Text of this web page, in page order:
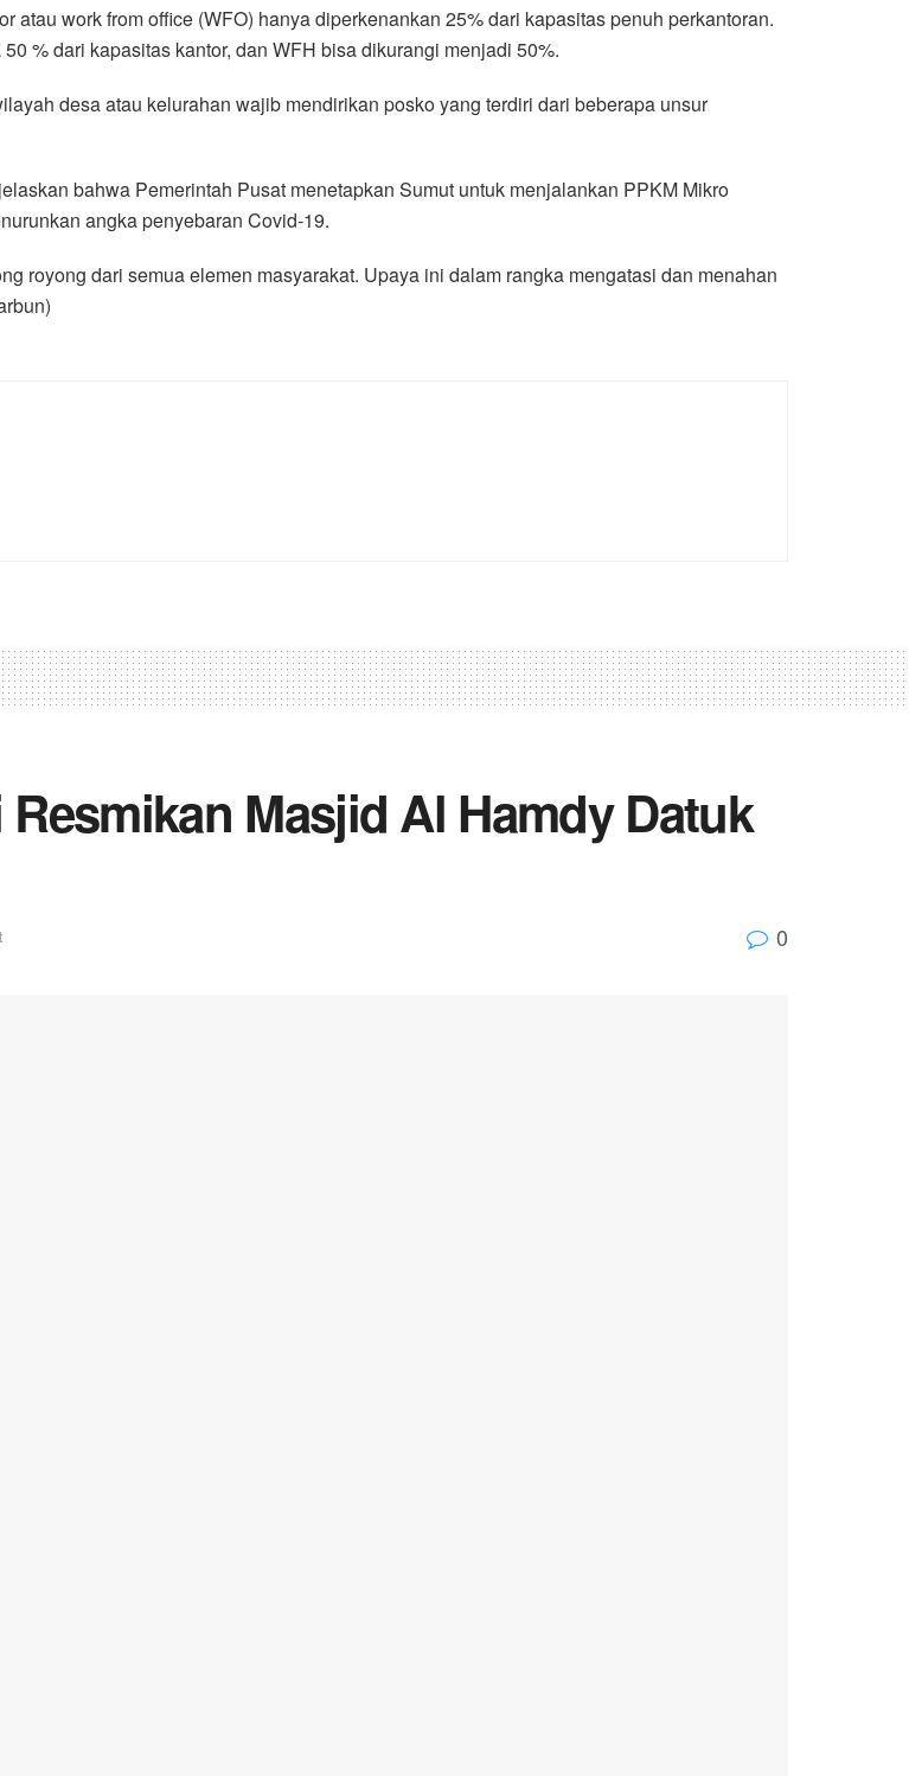
work from office (WFO) hanya diperkenankan 25% dari kapasitas penuh perkantoran.
% dari kapasitas kantor, dan WFH bisa dikurangi menjadi 50%.
desa atau kelurahan wajib mendirikan posko yang terdiri dari beberapa unsur
bahwa Pemerintah Pusat menetapkan Sumut untuk menjalankan PPKM Mikro
angka penyebaran Covid-19.
royong dari semua elemen masyarakat. Upaya ini dalam rangka mengatasi dan menahan
Masjid Al Hamdy Datuk
0